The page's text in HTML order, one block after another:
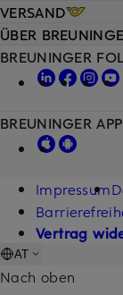
VERSAND
ÜBER
BREUNINGER
BREUNINGER APP
Impressum
Vertrag
AT
Nach oben